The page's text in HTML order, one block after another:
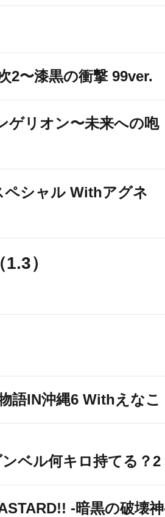
2〜漆黒の衝撃 99ver.
ゲリオン〜未来への咆
ペシャル Withアグネ
）
語IN沖縄6 Withえなこ
ベル何キロ持てる？2
-暗黒の破壊